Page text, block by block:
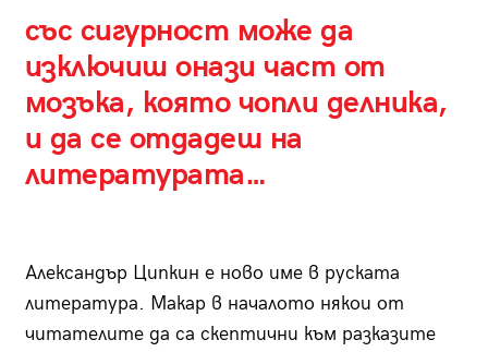
със сигурност може да
изключиш онази част от
мозъка, която чопли делника,
и да се отдадеш на
литературата…
Александър Ципкин е ново име в руската
литература. Макар в началото някои от
читателите да са скептични към разказите